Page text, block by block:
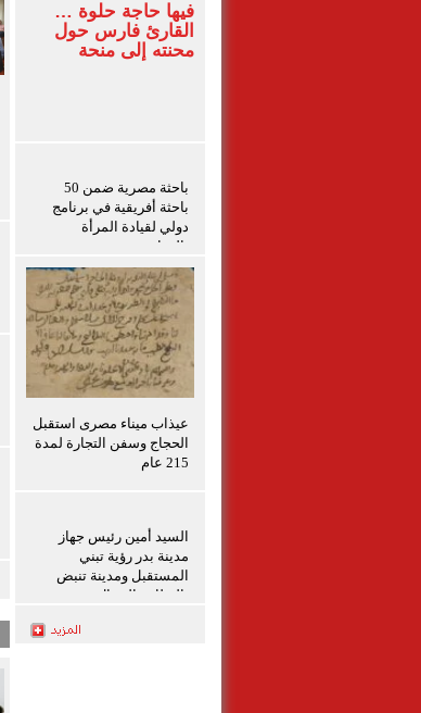
فيها حاجة حلوة …
القارئ فارس حول
محنته إلى منحة
باحثة مصرية ضمن 50
باحثة أفريقية في برنامج
دولي لقيادة المرأة
بالزراعة
عيذاب ميناء مصرى استقبل
الحجاج وسفن التجارة لمدة
215 عام
السيد أمين رئيس جهاز
مدينة بدر رؤية تبني
المستقبل ومدينة تنبض
بالنظام والجمال